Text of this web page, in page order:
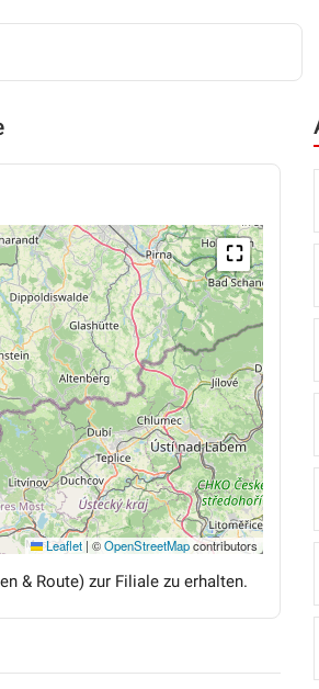
⛶
Leaflet | ©OpenStreetMapcontributors
& Route) zur Filiale zu erhalten.